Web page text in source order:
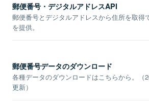
郵便番号・デジタルアドレスAPI
郵便番号とデジタルアドレスから住所を取得
を提供。
郵便番号データのダウンロード
各種データのダウンロードはこちらから。（
更新）